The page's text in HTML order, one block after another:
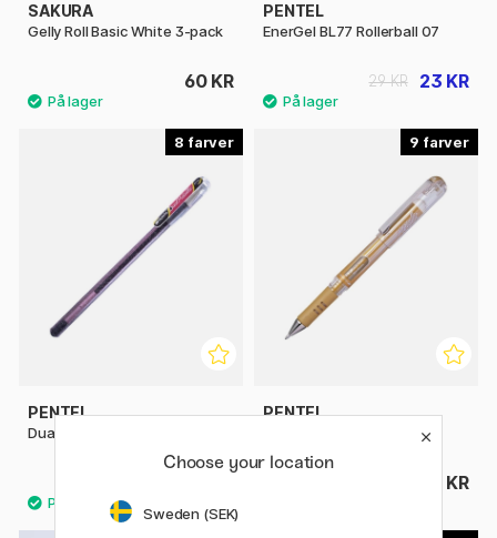
SAKURA
Gelly Roll Basic White 3-pack
60 KR
PENTEL
EnerGel BL77 Rollerball 07
23 KR
29 KR
8
PENTEL
Dual Metallic Hybrid Gel Pen
9
PENTEL
Hybrid Gel Grip DX Metallic
32 KR
Choose your location
Sweden (SEK)